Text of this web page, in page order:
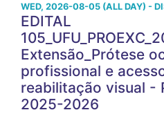
WED, 2026-08-05 (ALL DAY) -
EDITAL
Extensão_Prótese
profissional e
reabilitação visual -
2025-2026